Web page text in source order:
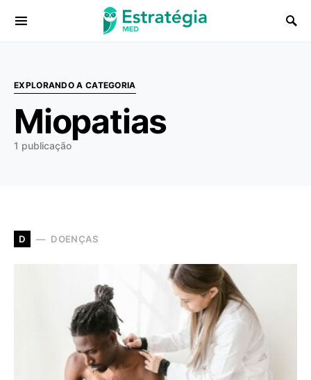
Procurar:
EXPLORANDO A CATEGORIA
Miopatias
1 publicação
D DOENÇAS